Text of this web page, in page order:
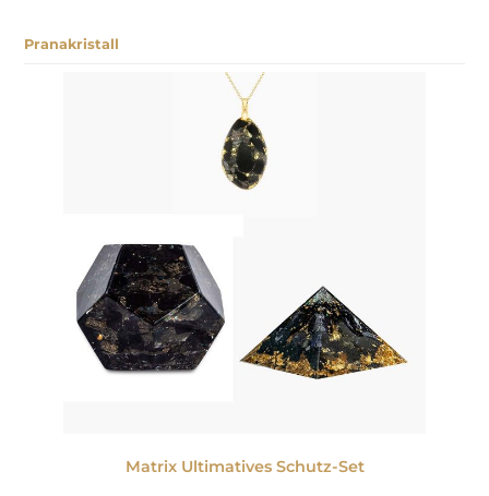
Pranakristall
Produktgalerie überspringen
Matrix Ultimatives Schutz-Set